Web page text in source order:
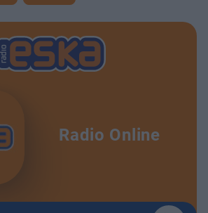
Radio Online